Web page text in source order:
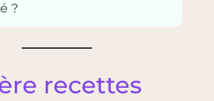
?
recettes